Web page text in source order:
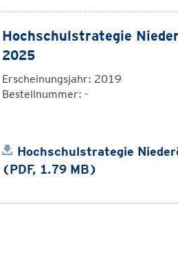
Hochschulstrategie
2025
Erscheinungsjahr: 2019
Bestellnummer: -
Hochschulstrategie
(PDF, 1.79 MB)